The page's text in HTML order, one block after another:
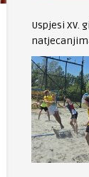
Uspjesi XV.